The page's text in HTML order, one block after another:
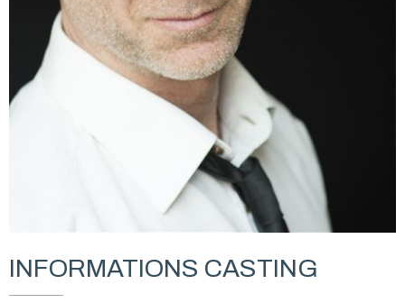
INFORMATIONS CASTING